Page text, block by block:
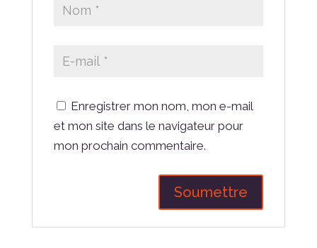
Enregistrer mon nom, mon e-mail
et mon site dans le navigateur pour
mon prochain commentaire.